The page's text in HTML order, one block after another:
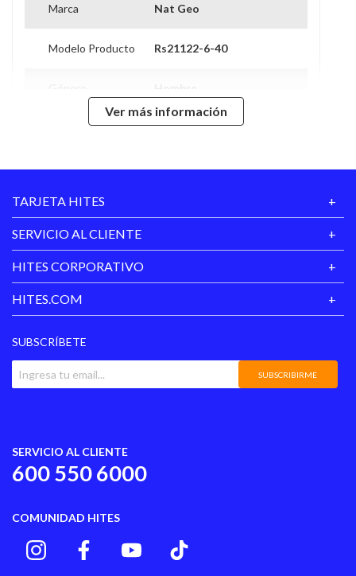
Marca Nat Geo
Modelo Producto Rs21122-6-40
Baja
Tipo de Taco Chino
Forro
Planta Goma
Tipo de Cierre Cordones
Ver más información
TARJETA HITES
SERVICIO AL CLIENTE
HITES CORPORATIVO
HITES.COM
SUBSCRÍBETE
SUBSCRIBIRME
SERVICIO AL CLIENTE
600 550 6000
COMUNIDAD HITES